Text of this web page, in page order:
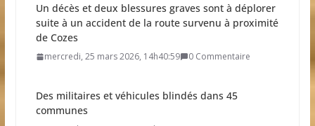
Un décès et deux blessures graves sont à déplorer
suite à un accident de la route survenu à proximité
de Cozes
mercredi, 25 mars 2026, 14h40:59 0 Commentaire
Des militaires et véhicules blindés dans 45
communes